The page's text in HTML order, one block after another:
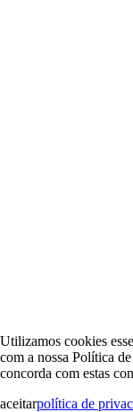
Utilizamos cookies
com a nossa Política
concorda com estas
aceitarpolítica de